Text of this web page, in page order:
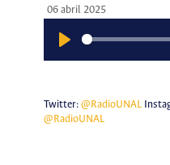
06 abril 2025
Twitter: @RadioUNAL
@RadioUNAL